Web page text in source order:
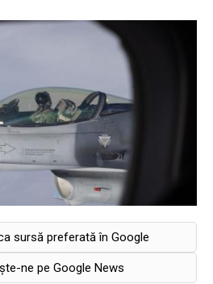
sursă preferată în Google
ne pe Google News